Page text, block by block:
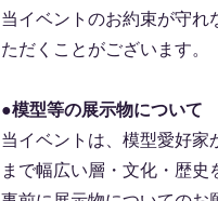
当イベントのお約束が守れ
ただくことがございます。
●模型等の展示物について
当イベントは、模型愛好家
まで幅広い層・文化・歴